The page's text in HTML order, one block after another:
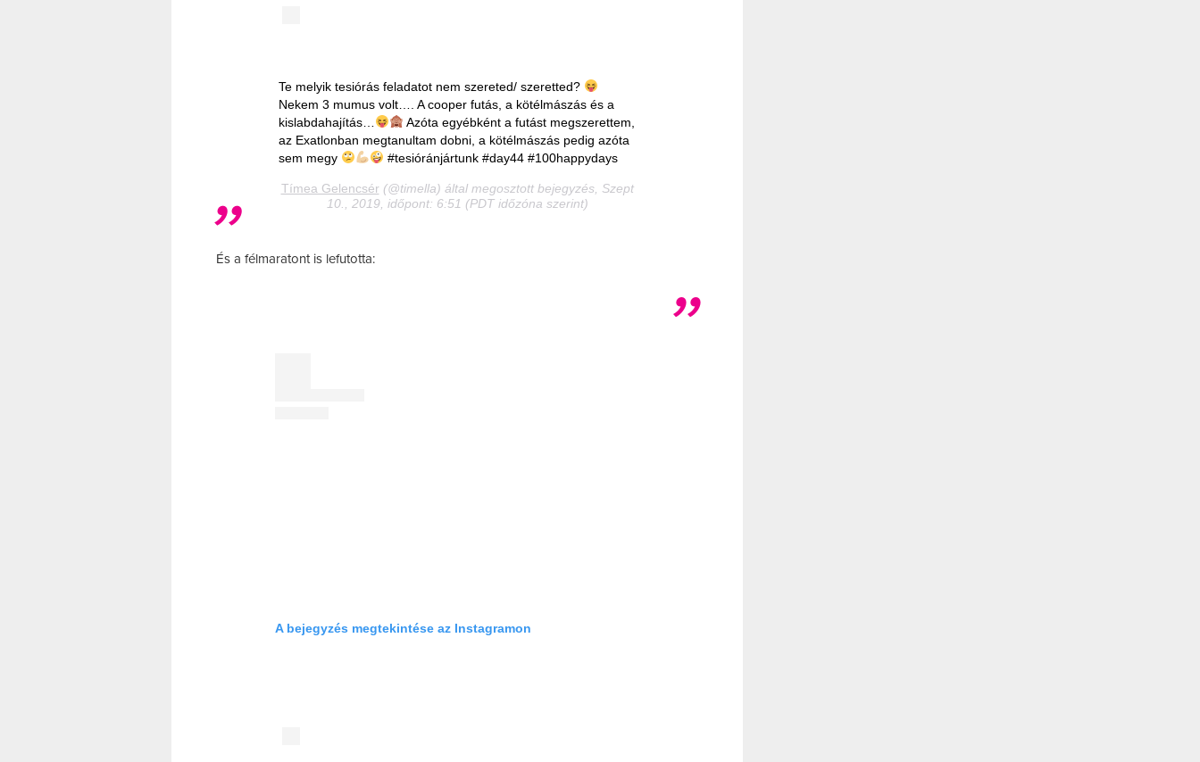
Te melyik tesiórás feladatot nem szereted/ szeretted?
Nekem 3 mumus volt…. A cooper futás, a kötélmászás és a
kislabdahajítás…
Azóta egyébként a futást megszerettem,
az Exatlonban megtanultam dobni, a kötélmászás pedig azóta
sem megy
#tesióránjártunk #day44 #100happydays
Tímea Gelencsér (@timella) által megosztott bejegyzés, Szept
10., 2019, időpont: 6:51 (PDT időzóna szerint)
És a félmaratont is lefutotta:
A bejegyzés megtekintése az Instagramon